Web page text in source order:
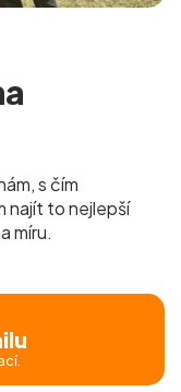
s čím
najít to nejlepší
míru.